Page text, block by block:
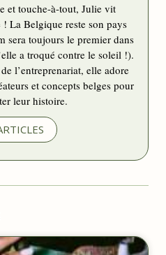
et touche-à-tout, Julie vit
La Belgique reste son pays
sera toujours le premier dans
a troqué contre le soleil !).
l’entreprenariat, elle adore
et concepts belges pour
leur histoire.